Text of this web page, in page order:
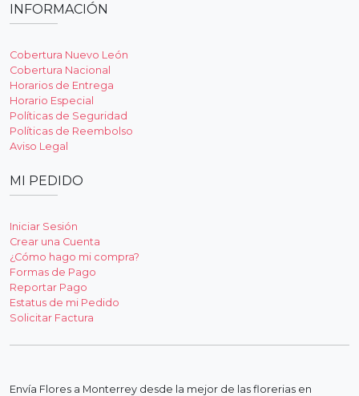
INFORMACIÓN
Cobertura Nuevo León
Cobertura Nacional
Horarios de Entrega
Horario Especial
Políticas de Seguridad
Políticas de Reembolso
Aviso Legal
MI PEDIDO
Iniciar Sesión
Crear una Cuenta
¿Cómo hago mi compra?
Formas de Pago
Reportar Pago
Estatus de mi Pedido
Solicitar Factura
Envía Flores a Monterrey desde la mejor de las florerias en